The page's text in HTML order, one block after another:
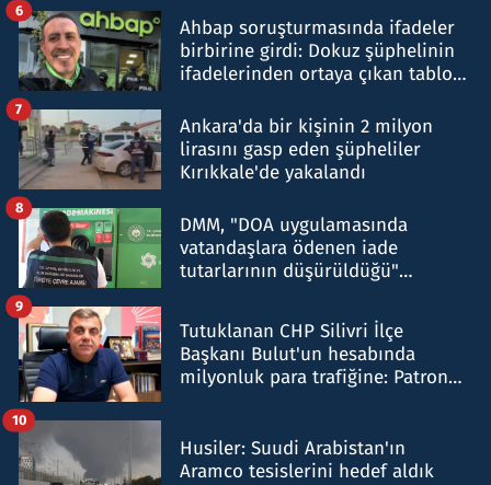
Ahbap soruşturmasında ifadeler
birbirine girdi: Dokuz şüphelinin
ifadelerinden ortaya çıkan tablo
6
Ankara'da bir kişinin 2 milyon
lirasını gasp eden şüpheliler
Kırıkkale'de yakalandı
7
DMM, "DOA uygulamasında
vatandaşlara ödenen iade
tutarlarının düşürüldüğü"
8
Tutuklanan CHP Silivri İlçe
Başkanı Bulut'un hesabında
milyonluk para trafiğine: Patron
9
Husiler: Suudi Arabistan'ın
Aramco tesislerini hedef aldık
10